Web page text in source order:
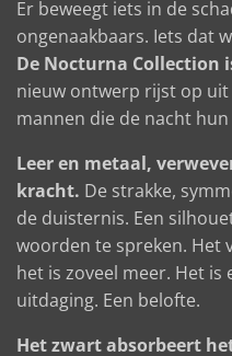
Er beweegt iets in de
ongenaakbaars. Iets dat
De Nocturna Collection
nieuw ontwerp rijst op
mannen die de nacht
Leer en metaal,
kracht. De strakke,
de duisternis. Een
woorden te spreken. Het
het is zoveel meer. Het is
uitdaging. Een belofte.
Het zwart absorbeert